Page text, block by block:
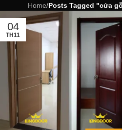
Home/Posts Tagged "cửa
04
TH11